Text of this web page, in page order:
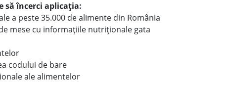
să încerci aplicația:
a peste 35.000 de alimente din România
mese cu informațiile nutriționale gata
codului de bare
ale alimentelor